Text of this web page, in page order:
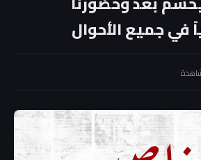
في جميع الأحوال